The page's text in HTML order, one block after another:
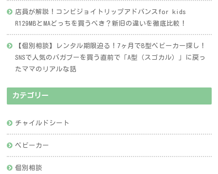
店員が解説！コンビジョイトリップアドバンスfor kids
R129MBとMAどっちを買うべき？新旧の違いを徹底比較！
【個別相談】レンタル期限迫る！7ヶ月でB型ベビーカー探し！
SNSで人気のバガブーを買う直前で「A型（スゴカル）」に戻っ
たママのリアルな話
カテゴリー
チャイルドシート
ベビーカー
個別相談